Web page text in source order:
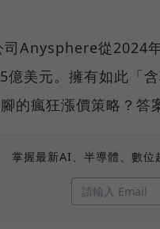
Anysphere從2024
5億美元。擁有如此「
的瘋狂漲價策略？答
掌握最新AI、半導體、數位